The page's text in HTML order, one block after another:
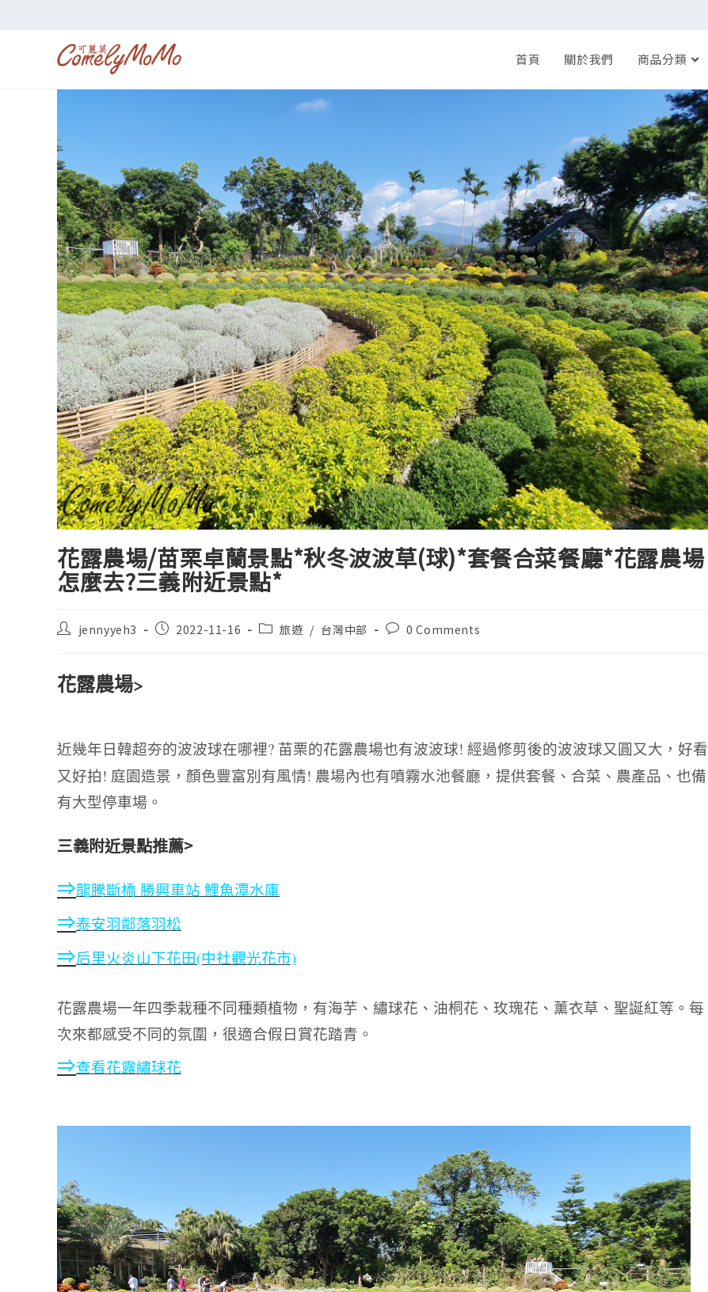
首頁 關於我們 商品分類
花露農場/苗栗卓蘭景點*秋冬波波草(球)*套餐合菜餐廳*花露農場
怎麼去?三義附近景點*
jennyyeh3 2022-11-16 旅遊 / 台灣中部 0 Comments
花露農場>
近幾年日韓超夯的波波球在哪裡? 苗栗的花露農場也有波波球! 經過修剪後的波波球又圓又大，好看
又好拍! 庭園造景，顏色豐富別有風情! 農場內也有噴霧水池餐廳，提供套餐、合菜、農產品、也備
有大型停車場。
三義附近景點推薦>
⇒龍騰斷橋 勝興車站 鯉魚潭水庫
⇒泰安羽鄰落羽松
⇒后里火炎山下花田(中社觀光花市)
花露農場一年四季栽種不同種類植物，有海芋、繡球花、油桐花、玫瑰花、薰衣草、聖誕紅等。每
次來都感受不同的氛圍 ， 很適合假日賞花踏青。
⇒查看花露繡球花